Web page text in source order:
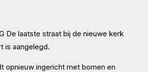
De laatste straat bij de nieuwe kerk
is aangelegd.
opnieuw ingericht met bomen en